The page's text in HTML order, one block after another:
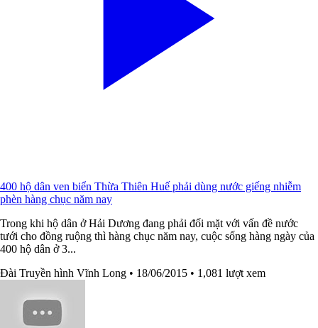
400 hộ dân ven biển Thừa Thiên Huế phải dùng nước giếng nhiễm
phèn hàng chục năm nay
Trong khi hộ dân ở Hải Dương đang phải đối mặt với vấn đề nước
tưới cho đồng ruộng thì hàng chục năm nay, cuộc sống hàng ngày của
400 hộ dân ở 3...
Đài Truyền hình Vĩnh Long • 18/06/2015 • 1,081 lượt xem